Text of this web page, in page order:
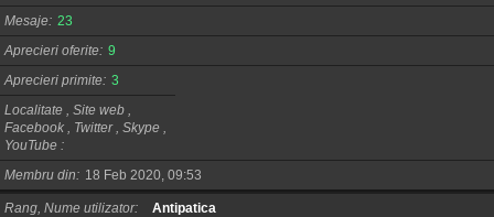
Mesaje 23
Aprecieri oferite 9
Aprecieri primite 3
Localitate , Site web ,
Facebook , Twitter , Skype ,
YouTube
Membru din
18 Feb 2020, 09:53
Rang, Nume utilizator
Antipatica